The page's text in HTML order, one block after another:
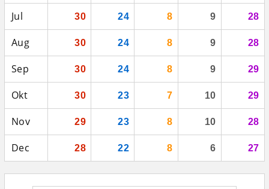
Jul 30 24 8 9 28
Aug 30 24 8 9 28
Sep 30 24 8 9 29
Okt 30 23 7 10 29
Nov 29 23 8 10 28
Dec 28 22 8 6 27